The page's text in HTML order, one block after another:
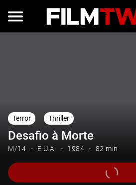
Terror Thriller
Desafio à Morte
M/14 E.U.A. 1984 82 min